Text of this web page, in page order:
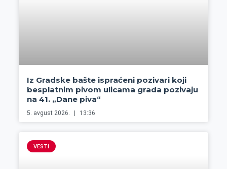
Iz Gradske bašte ispraćeni pozivari koji
besplatnim pivom ulicama grada pozivaju
na 41. „Dane piva“
5. avgust 2026. 13:36
VESTI